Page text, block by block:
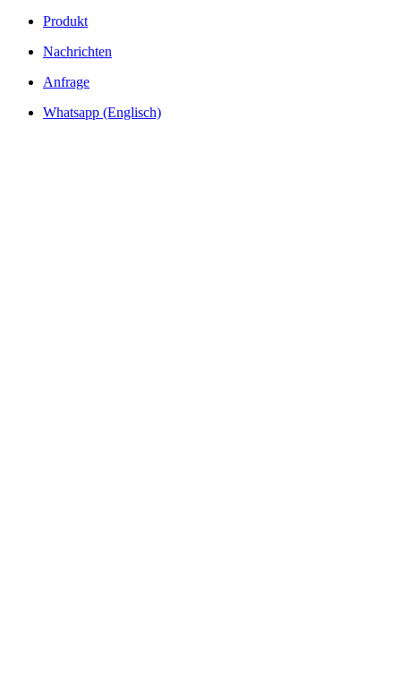
Produkt
Nachrichten
Anfrage
Whatsapp (Englisch)